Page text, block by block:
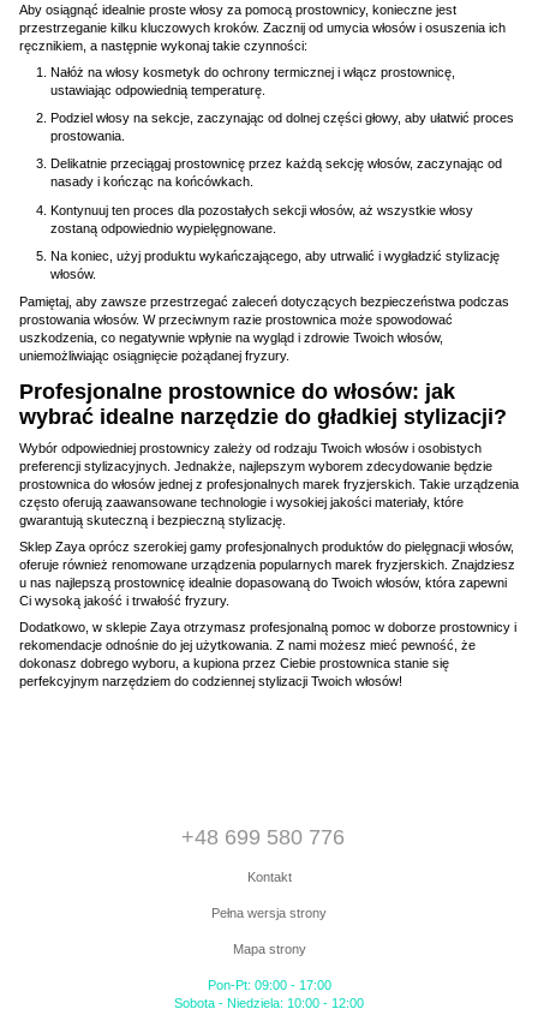
Aby osiągnąć idealnie proste włosy za pomocą prostownicy, konieczne jest
przestrzeganie kilku kluczowych kroków. Zacznij od umycia włosów i osuszenia ich
ręcznikiem, a następnie wykonaj takie czynności:
Nałóż na włosy kosmetyk do ochrony termicznej i włącz prostownicę,
ustawiając odpowiednią temperaturę.
Podziel włosy na sekcje, zaczynając od dolnej części głowy, aby ułatwić proces
prostowania.
Delikatnie przeciągaj prostownicę przez każdą sekcję włosów, zaczynając od
nasady i kończąc na końcówkach.
Kontynuuj ten proces dla pozostałych sekcji włosów, aż wszystkie włosy
zostaną odpowiednio wypielęgnowane.
Na koniec, użyj produktu wykańczającego, aby utrwalić i wygładzić stylizację
włosów.
Pamiętaj, aby zawsze przestrzegać zaleceń dotyczących bezpieczeństwa podczas
prostowania włosów. W przeciwnym razie prostownica może spowodować
uszkodzenia, co negatywnie wpłynie na wygląd i zdrowie Twoich włosów,
uniemożliwiając osiągnięcie pożądanej fryzury.
Profesjonalne prostownice do włosów: jak
wybrać idealne narzędzie do gładkiej stylizacji?
Wybór odpowiedniej prostownicy zależy od rodzaju Twoich włosów i osobistych
preferencji stylizacyjnych. Jednakże, najlepszym wyborem zdecydowanie będzie
prostownica do włosów jednej z profesjonalnych marek fryzjerskich. Takie urządzenia
często oferują zaawansowane technologie i wysokiej jakości materiały, które
gwarantują skuteczną i bezpieczną stylizację.
Sklep Zaya oprócz szerokiej gamy profesjonalnych produktów do pielęgnacji włosów,
oferuje również renomowane urządzenia popularnych marek fryzjerskich. Znajdziesz
u nas najlepszą prostownicę idealnie dopasowaną do Twoich włosów, która zapewni
Ci wysoką jakość i trwałość fryzury.
Dodatkowo, w sklepie Zaya otrzymasz profesjonalną pomoc w doborze prostownicy i
rekomendacje odnośnie do jej użytkowania. Z nami możesz mieć pewność, że
dokonasz dobrego wyboru, a kupiona przez Ciebie prostownica stanie się
perfekcyjnym narzędziem do codziennej stylizacji Twoich włosów!
+48 699 580 776
Kontakt
Pełna wersja strony
Mapa strony
Pon-Pt: 09:00 - 17:00
Sobota - Niedziela: 10:00 - 12:00